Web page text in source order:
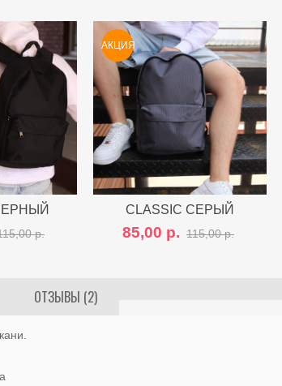
другими
р.
АКЦИЯ
Сравнить с другими
CLASSIC СЕРЫЙ
85,00 р. 115,00 р.
ОТЗЫВЫ (2)